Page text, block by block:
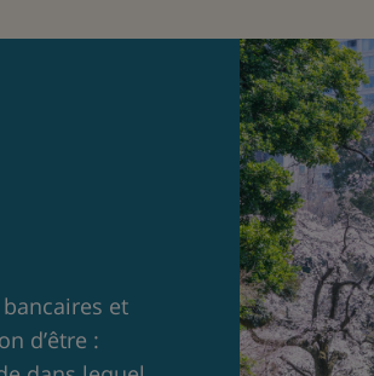
et
d’être :